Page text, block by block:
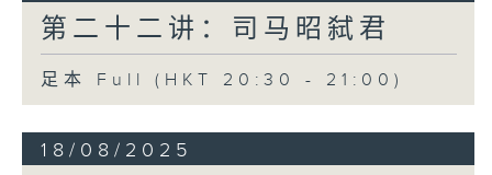
第二十二讲：司马昭弑君
足本 Full (HKT 20:30 - 21:00)
18/08/2025